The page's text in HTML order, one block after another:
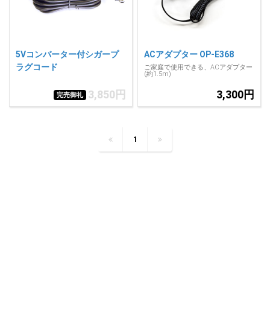
5Vコンバーター付シガープ
ラグコード
完売御礼 3,850円
ACアダプター OP-E368
ご家庭で使用できる、ACアダプター
(約1.5m)
3,300円
1